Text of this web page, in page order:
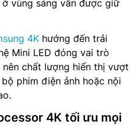
vùng sáng vẫn được giữ
4K hướng đến trải
Mini LED đóng vai trò
chất lượng hiển thị vượt
phim điện ảnh hoặc nội
4K tối ưu mọi